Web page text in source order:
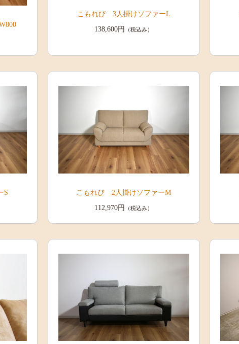
こもれび 3人掛けソファーL
138,600円
（税込み）
S
こもれび 2人掛けソファーM
112,970円
（税込み）